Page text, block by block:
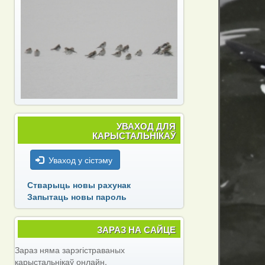
УВАХОД ДЛЯ
КАРЫСТАЛЬНІКАЎ
Уваход у сістэму
Стварыць новы рахунак
Запытаць новы пароль
ЗАРАЗ НА САЙЦЕ
Зараз няма зарэгістраваных
карыстальнікаў онлайн.